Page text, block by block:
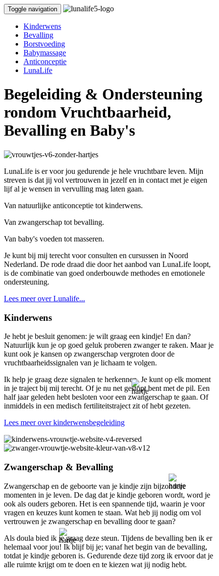
Toggle navigation
Kinderwens
Bevalling
Borstvoeding
Babymassage
Anticonceptie
LunaLife
Begeleiding & Ondersteuning
rondom Vruchtbaarheid,
Bevalling en Baby's
LunaLife is er voor jou gedurende je hele vruchtbare leven. Mijn
streven is dat jij vol vertrouwen in jezelf en in contact met je eigen
lijf al je wensen in vervulling mag laten gaan.
Van natuurlijke anticonceptie tot kinderwens.
Van zwangerschap tot bevalling.
Van baby's voeden tot masseren.
Je kunt bij mij terecht voor consulten en cursussen in Noord
Nederland. De rode draad die door het aanbod van LunaLife loopt,
is de combinatie van goed onderbouwde methodes en emotionele
ondersteuning.
Lees meer over Lunalife...
Kinderwens
Je hebt je besluit genomen: je wilt graag een kindje! En dan?
Natuurlijk kun je op goed geluk proberen zwanger te raken. Maar je
kunt ook je kansen op zwangerschap vergroten door de
vruchtbaarheidssignalen van je lichaam te volgen.
Ik help je graag deze signalen te herkennen. Je kunt op elk moment
in je traject bij mij terecht. Of je nu net gestopt bent met de pil. Een
half jaar geleden hebt besloten voor een zwangerschap te gaan. Of
inmiddels in een medisch fertiliteitstraject zit of hebt gezeten.
Lees meer over kinderwensbegeleiding
Zwangerschap & Bevalling
Zwangerschap en de geboorte van je kindje zijn bijzondere
momenten in je leven. De dag dat je kindje geboren wordt, word je
ook als ouders geboren. Het is een spannende tijd, waarin je voor
vragen en keuzes kunt komen te staan. Wat heb jij nodig om vol
vertrouwen je zwangerschap en bevalling door te gaan?
Als doula bied ik je graag deze steun. Tijdens de bevalling ben ik er
helemaal voor jou! Ik blijf bij je; vanaf het begin van de bevalling,
totdat je kindje geboren is. Gedurende deze tijd zorg ik ervoor dat je
alle ruimte krijgt om te doen en te kiezen wat jij nodig hebt.